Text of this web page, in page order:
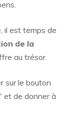
il est temps de
de la
au trésor.
sur le bouton
et de donner à